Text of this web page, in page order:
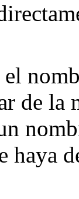
de la
haya